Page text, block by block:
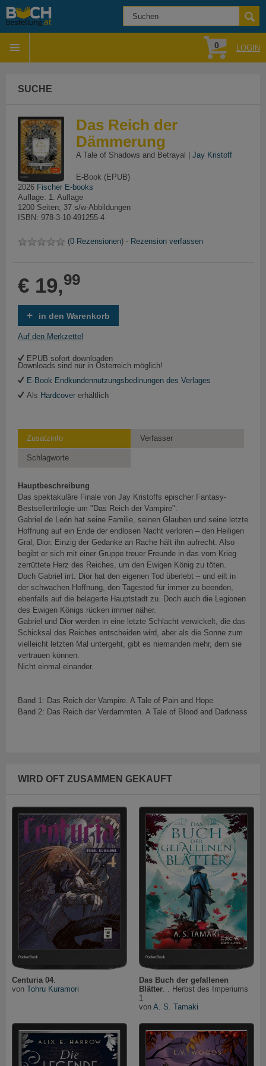
0 LOGIN
SUCHE
Das Reich der
Dämmerung
A Tale of Shadows and Betrayal | Jay Kristoff
E-Book (EPUB)
2026 Fischer E-books
Auflage: 1. Auflage
1200 Seiten; 37 s/w-Abbildungen
ISBN: 978-3-10-491255-4
(0 Rezensionen) - Rezension verfassen
€ 19,99
in den Warenkorb
Auf den Merkzettel
EPUB sofort downloaden
Downloads sind nur in Österreich möglich!
E-Book Endkundennutzungsbedinungen des Verlages
Als Hardcover erhältlich
Zusatzinfo Verfasser
Schlagworte
Hauptbeschreibung
Das spektakuläre Finale von Jay Kristoffs epischer Fantasy-
Bestsellertrilogie um "Das Reich der Vampire".
Gabriel de León hat seine Familie, seinen Glauben und seine letzte
Hoffnung auf ein Ende der endlosen Nacht verloren – den Heiligen
Gral, Dior. Einzig der Gedanke an Rache hält ihn aufrecht. Also
begibt er sich mit einer Gruppe treuer Freunde in das vom Krieg
zerrüttete Herz des Reiches, um den Ewigen König zu töten.
Doch Gabriel irrt. Dior hat den eigenen Tod überlebt – und eilt in
der schwachen Hoffnung, den Tagestod für immer zu beenden,
ebenfalls auf die belagerte Hauptstadt zu. Doch auch die Legionen
des Ewigen Königs rücken immer näher.
Gabriel und Dior werden in eine letzte Schlacht verwickelt, die das
Schicksal des Reiches entscheiden wird, aber als die Sonne zum
vielleicht letzten Mal untergeht, gibt es niemanden mehr, dem sie
vertrauen können.
Nicht einmal einander.
Band 1: Das Reich der Vampire. A Tale of Pain and Hope
Band 2: Das Reich der Verdammten. A Tale of Blood and Darkness
WIRD OFT ZUSAMMEN GEKAUFT
Centuria 04.
von Tohru Kuramori
Das Buch der gefallenen
Blätter. . Herbst des Imperiums
1
von A. S. Tamaki